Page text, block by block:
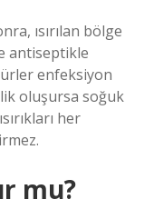
ısırılan bölge
antiseptikle
enfeksiyon
oluşursa soğuk
her
mu?